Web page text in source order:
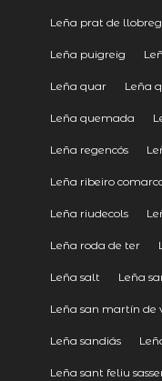
Leña prat de
Leña puigreig
Leña quar Leña
Leña quemada
Leña regencós
Leña ribeiro
Leña riudecols
Leña roda de ter
Leña salt Leña
Leña san martín de
Leña sandiás
Leña sant feliu